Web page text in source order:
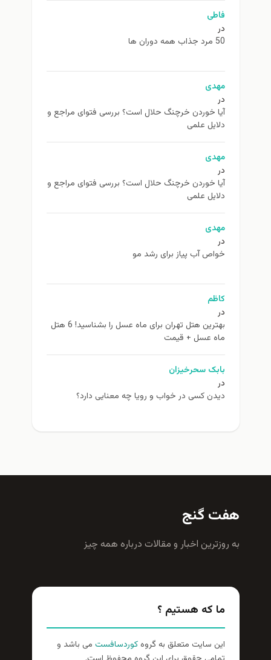
فاطی
در
50 مرد جذاب همه دوران ها
مهدی
در
آیا خوردن خرچنگ حلال است؟ بررسی فتوای مراجع و
دلایل علمی
مهدی
در
آیا خوردن خرچنگ حلال است؟ بررسی فتوای مراجع و
دلایل علمی
مهدی
در
خواص آب پیاز برای رشد مو
کاظم
در
بهترین هتل تهران برای ماه عسل را بشناسید! 6 هتل
ماه عسل + قیمت
بابک سحرخیزان
در
دیدن کسی در خواب و رویا چه معنایی دارد؟
هفت گنج
به روزترين اخبار و مقالات درباره همه چيز
ما که هستیم ؟
این سایت متعلق به گروهکوردسافست می باشد و